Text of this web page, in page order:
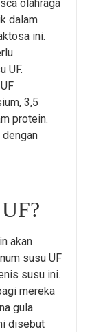
olahraga
dalam
ini.
UF.
3,5
protein.
akan
susu UF
susu ini.
mereka
gula
disebut